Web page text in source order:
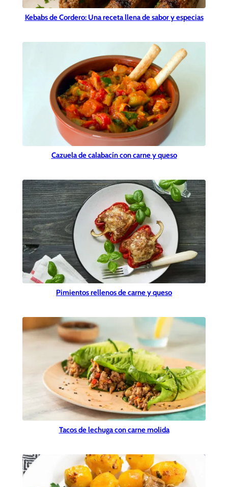
Kebabs de Cordero: Una receta llena de sabor y especias
Cazuela de calabacín con carne y queso
Pimientos rellenos de carne y queso
Tacos de lechuga con carne molida